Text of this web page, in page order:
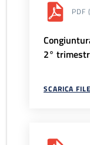
PDF
2°
SCARICA FILE